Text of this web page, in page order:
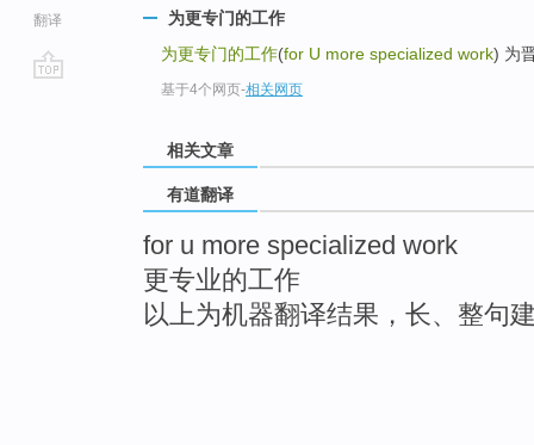
翻译
为更专门的工作
为更专门的工作(for U more specialized work) 为
基于4个网页-相关网页
相关文章
有道翻译
for u more specialized work
更专业的工作
以上为机器翻译结果，长、整句